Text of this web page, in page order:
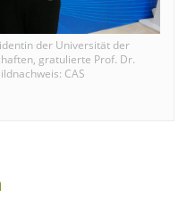
der Universität der
gratulierte Prof. Dr.
CAS